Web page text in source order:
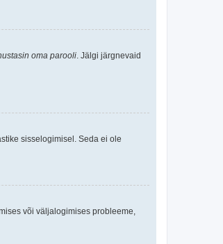
oma parooli . Jälgi järgnevaid
sisselogimisel. Seda ei ole
või väljalogimises probleeme,